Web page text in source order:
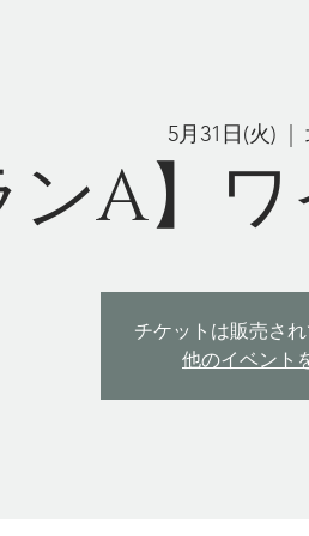
5月31日(火)
ンA】
チケットは販売さ
他のイベント